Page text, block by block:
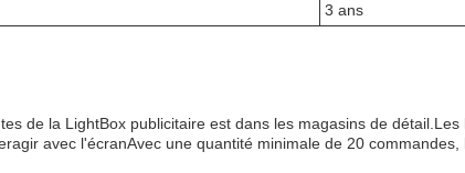
3 ans
de la LightBox publicitaire est dans les magasins de
avec l'écranAvec une quantité minimale de 20